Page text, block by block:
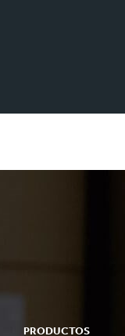
PRODUCTOS